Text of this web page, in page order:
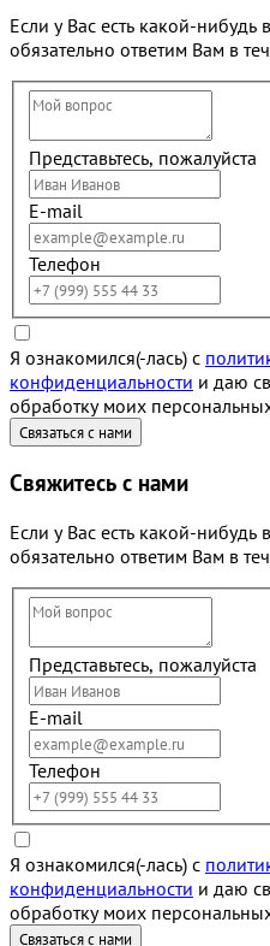
Если у Вас есть какой-
обязательно ответим Вам в
Представьтесь, пожалуйста
E-mail
Телефон
Я ознакомился(-лась) с
конфиденциальности и даю
обработку моих
Свяжитесь с нами
Если у Вас есть какой-
обязательно ответим Вам в
Представьтесь, пожалуйста
E-mail
Телефон
Я ознакомился(-лась) с
конфиденциальности и даю
обработку моих